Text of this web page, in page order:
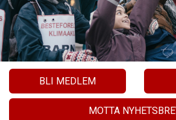
BLI MEDLEM
MOTTA